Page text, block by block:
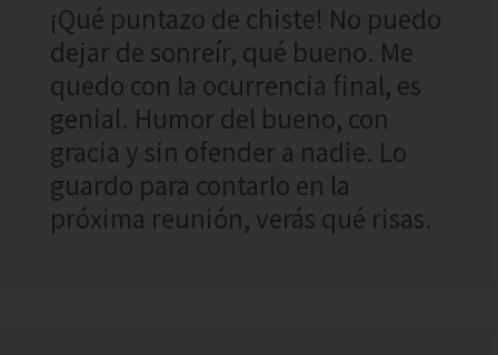
¡Qué puntazo de chiste! No puedo
dejar de sonreír, qué bueno. Me
quedo con la ocurrencia final, es
genial. Humor del bueno, con
gracia y sin ofender a nadie. Lo
guardo para contarlo en la
próxima reunión, verás qué risas.